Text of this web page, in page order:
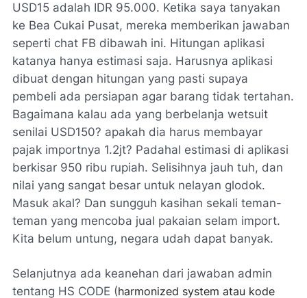
USD15 adalah IDR 95.000. Ketika saya tanyakan
ke Bea Cukai Pusat, mereka memberikan jawaban
seperti chat FB dibawah ini. Hitungan aplikasi
katanya hanya estimasi saja. Harusnya aplikasi
dibuat dengan hitungan yang pasti supaya
pembeli ada persiapan agar barang tidak tertahan.
Bagaimana kalau ada yang berbelanja wetsuit
senilai USD150? apakah dia harus membayar
pajak importnya 1.2jt? Padahal estimasi di aplikasi
berkisar 950 ribu rupiah. Selisihnya jauh tuh, dan
nilai yang sangat besar untuk nelayan glodok.
Masuk akal? Dan sungguh kasihan sekali teman-
teman yang mencoba jual pakaian selam import.
Kita belum untung, negara udah dapat banyak.
Selanjutnya ada keanehan dari jawaban admin
tentang HS CODE (harmonized system atau kode